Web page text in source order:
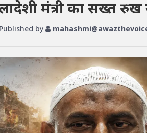
मंत्री का सख्त रुख
by